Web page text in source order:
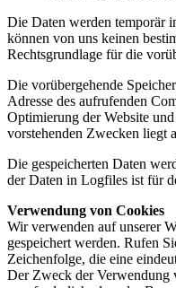
Die Daten werden temporär
können von uns keinen
Rechtsgrundlage für die
Die vorübergehende
Adresse des aufrufenden
Optimierung der Website
vorstehenden Zwecken liegt
Die gespeicherten Daten
der Daten in Logfiles ist für
Verwendung von Cookies
Wir verwenden auf unserer
gespeichert werden. Rufen
Zeichenfolge, die eine
Der Zweck der Verwendung